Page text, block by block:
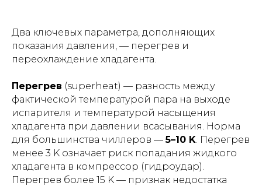
Два ключевых параметра, дополняющих
показания давления, — перегрев и
переохлаждение хладагента.
Перегрев (superheat) — разность между
фактической температурой пара на выходе
испарителя и температурой насыщения
хладагента при давлении всасывания. Норма
для большинства чиллеров —5–10 K. Перегрев
менее 3 K означает риск попадания жидкого
хладагента в компрессор (гидроудар).
Перегрев более 15 K — признак недостатка